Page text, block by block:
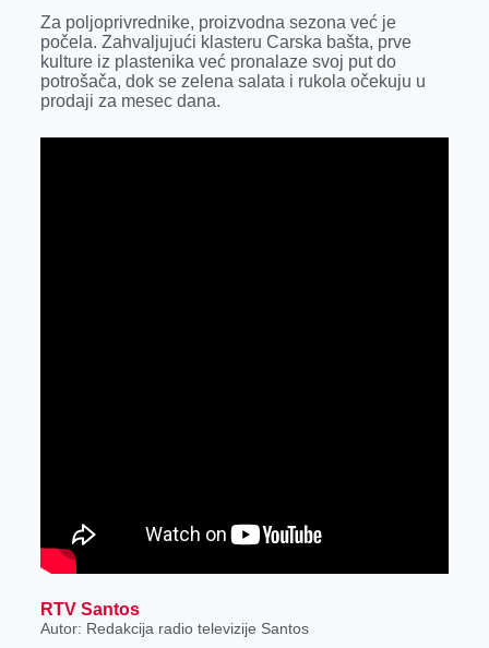
b
o
o
e
n
g
e
d
I
r
s
A
p
l
Za poljoprivrednike, proizvodna sezona već je
počela. Zahvaljujući klasteru Carska bašta, prve
kulture iz plastenika već pronalaze svoj put do
potrošača, dok se zelena salata i rukola očekuju u
prodaji za mesec dana.
RTV Santos
Autor: Redakcija radio televizije Santos